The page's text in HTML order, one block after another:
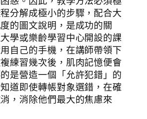
分解成極小的步驟，配合大
的圖文說明，是成功的關
學或樂齡學習中心開設的課
自己的手機，在講師帶領下
練習幾次後，肌肉記憶便會
是營造一個「允許犯錯」的
道即使轉帳對象選錯，在確
，消除他們最大的焦慮來